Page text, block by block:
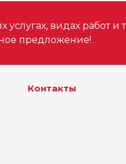
видах работ и
предложение!
Контакты